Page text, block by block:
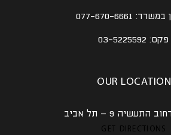
במשרד: 077-670-6661
פקס:03-5225592
OUR LOCATION
רחוב התעשיה 9 – תל אביב
GET DIRECTIONS